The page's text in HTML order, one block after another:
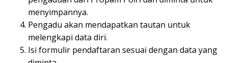
Setelah data diri terisi, sistem akan mengirim
tautan untuk mengisi formulir pengaduan.
Lengkapi formulir dengan rincian aduan yang
ingin disampaikan.
Sistem akan memberikan rekap pengaduan